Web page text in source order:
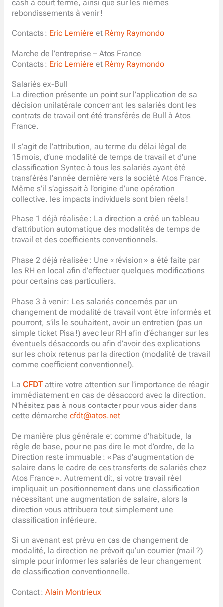
cash à court terme, ainsi que sur les nièmes
rebondissements à venir !
Contacts : Eric Lemière et Rémy Raymondo
Marche de l’entreprise – Atos France
Contacts : Eric Lemière et Rémy Raymondo
Salariés ex-Bull
La direction présente un point sur l’application de sa
décision unilatérale concernant les salariés dont les
contrats de travail ont été transférés de Bull à Atos
France.
Il s’agit de l’attribution, au terme du délai légal de
15 mois, d’une modalité de temps de travail et d’une
classification Syntec à tous les salariés ayant été
transférés l’année dernière vers la société Atos France.
Même s’il s’agissait à l’origine d’une opération
collective, les impacts individuels sont bien réels !
Phase 1 déjà réalisée : La direction a créé un tableau
d’attribution automatique des modalités de temps de
travail et des coefficients conventionnels.
Phase 2 déjà réalisée : Une « révision » a été faite par
les RH en local afin d’effectuer quelques modifications
pour certains cas particuliers.
Phase 3 à venir : Les salariés concernés par un
changement de modalité de travail vont être informés et
pourront, s’ils le souhaitent, avoir un entretien (pas un
simple ticket Pisa !) avec leur RH afin d’échanger sur les
éventuels désaccords ou afin d’avoir des explications
sur les choix retenus par la direction (modalité de travail
comme coefficient conventionnel).
La CFDTattire votre attention sur l’importance de réagir
immédiatement en cas de désaccord avec la direction.
N’hésitez pas à nous contacter pour vous aider dans
cette démarche cfdt@atos.net
De manière plus générale et comme d’habitude, la
règle de base, pour ne pas dire le mot d’ordre, de la
Direction reste immuable : « Pas d’augmentation de
salaire dans le cadre de ces transferts de salariés chez
Atos France ». Autrement dit, si votre travail réel
impliquait un positionnement dans une classification
nécessitant une augmentation de salaire, alors la
direction vous attribuera tout simplement une
classification inférieure.
Si un avenant est prévu en cas de changement de
modalité, la direction ne prévoit qu’un courrier (mail ?)
simple pour informer les salariés de leur changement
de classification conventionnelle.
Contact : Alain Montrieux